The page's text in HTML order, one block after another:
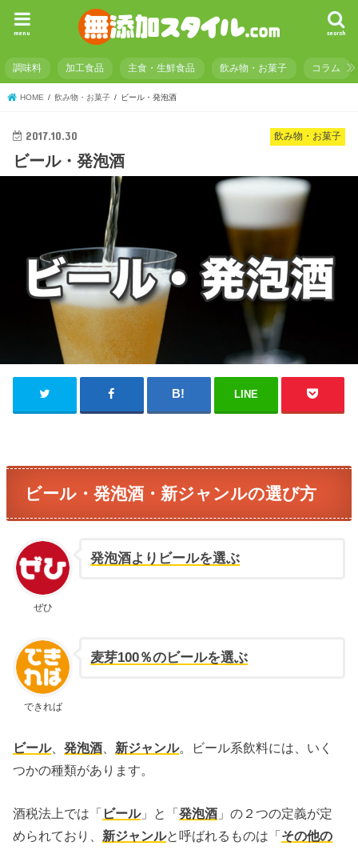
search
menu
調味料 加工食品 主食・生鮮食品 飲み物・お菓子 コラム
HOME 飲み物・お菓子 ビール・発泡酒
飲み物・お菓子
2017.10.30
ビール・発泡酒
LINE
ビール・発泡酒・新ジャンルの選び方
ぜひ
発泡酒よりビールを選ぶ
できれば
麦芽100％のビールを選ぶ
ビール、発泡酒 新ジャンル。ビール系飲料には、いく
つかの種類があります。
酒税法上では「 ビール」と「発泡酒 」の２つの定義が定
められており、 新ジャンルと呼ばれるものは「 その他の